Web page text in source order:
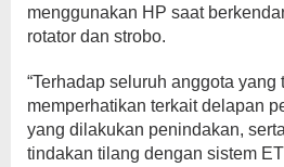
menggunakan HP saat
rotator dan strobo.
“Terhadap seluruh anggota yang
memperhatikan terkait delapan
yang dilakukan penindakan,
tindakan tilang dengan sistem